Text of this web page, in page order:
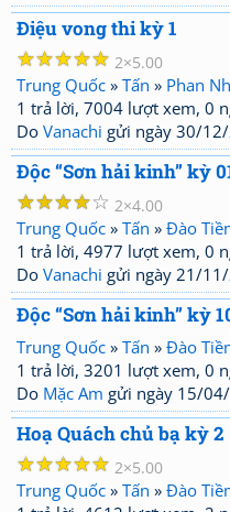
Điệu vong thi kỳ 1
☆
☆
☆
☆
☆ 2 5.00
Trung Quốc » Tấn » Phan
1 trả lời, 7004 lượt xem, 0
Do Vanachi gửi ngày 30/
Độc “Sơn hải kinh” kỳ
☆
☆
☆
☆
☆ 2 4.00
Trung Quốc » Tấn » Đào
1 trả lời, 4977 lượt xem, 0
Do Vanachi gửi ngày 21/
Độc “Sơn hải kinh” kỳ
Trung Quốc » Tấn » Đào
1 trả lời, 3201 lượt xem, 0
Do Mặc Am gửi ngày 15/
Hoạ Quách chủ bạ kỳ 2
☆
☆
☆
☆
☆ 2 5.00
Trung Quốc » Tấn » Đào